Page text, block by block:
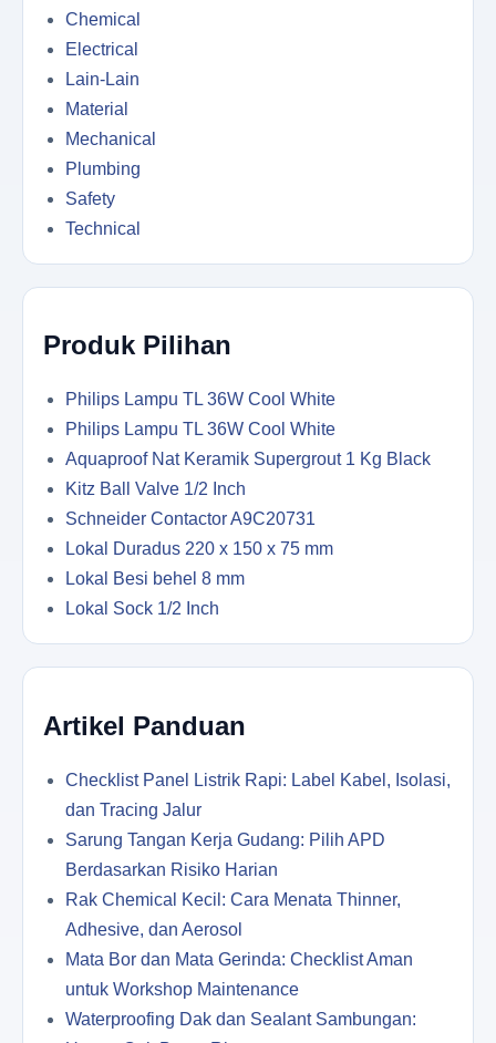
Chemical
Electrical
Lain-Lain
Material
Mechanical
Plumbing
Safety
Technical
Produk Pilihan
Philips Lampu TL 36W Cool White
Philips Lampu TL 36W Cool White
Aquaproof Nat Keramik Supergrout 1 Kg Black
Kitz Ball Valve 1/2 Inch
Schneider Contactor A9C20731
Lokal Duradus 220 x 150 x 75 mm
Lokal Besi behel 8 mm
Lokal Sock 1/2 Inch
Artikel Panduan
Checklist Panel Listrik Rapi: Label Kabel, Isolasi,
dan Tracing Jalur
Sarung Tangan Kerja Gudang: Pilih APD
Berdasarkan Risiko Harian
Rak Chemical Kecil: Cara Menata Thinner,
Adhesive, dan Aerosol
Mata Bor dan Mata Gerinda: Checklist Aman
untuk Workshop Maintenance
Waterproofing Dak dan Sealant Sambungan: